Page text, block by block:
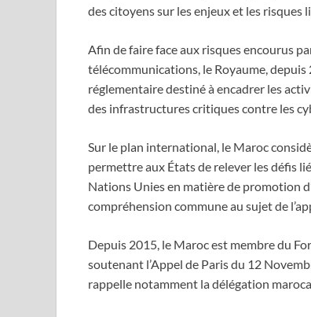
des citoyens sur les enjeux et les risques
Afin de faire face aux risques encourus
télécommunications, le Royaume, depuis
réglementaire destiné à encadrer les
des infrastructures critiques contre les
Sur le plan international, le Maroc
permettre aux États de relever les défis
Nations Unies en matière de promotion
compréhension commune au sujet de
Depuis 2015, le Maroc est membre du
soutenant l’Appel de Paris du 12
rappelle notamment la délégation